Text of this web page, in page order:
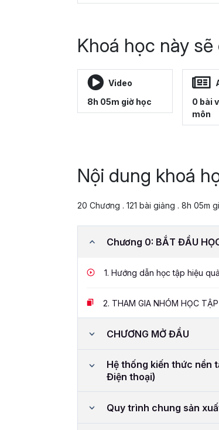
Khoá học này sẽ
Video
8h 05m giờ học
0 bài
môn
Nội dung khoá
20 Chương . 121 bài giảng . 8h 05m
Chương 0: BẮT ĐẦU
1. Hướng dẫn học tập hiệu
2. THAM GIA NHÓM HỌC TẬP
CHƯƠNG MỞ ĐẦU
Hệ thống kiến thức nền
Điện thoại)
Quy trình chung sản